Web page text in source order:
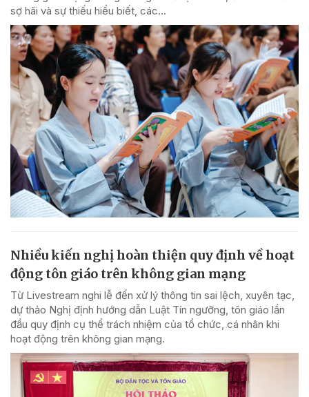
sợ hãi và sự thiếu hiểu biết, các...
Nhiều kiến nghị hoàn thiện quy định về hoạt
động tôn giáo trên không gian mạng
Từ Livestream nghi lễ đến xử lý thông tin sai lệch, xuyên tạc,
dự thảo Nghị định hướng dẫn Luật Tín ngưỡng, tôn giáo lần
đầu quy định cụ thể trách nhiệm của tổ chức, cá nhân khi
hoạt động trên không gian mạng.